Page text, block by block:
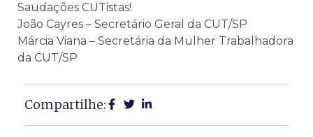
Saudações CUTistas!
João Cayres – Secretário Geral da CUT/SP
Márcia Viana – Secretária da Mulher Trabalhadora
da CUT/SP
Compartilhe: